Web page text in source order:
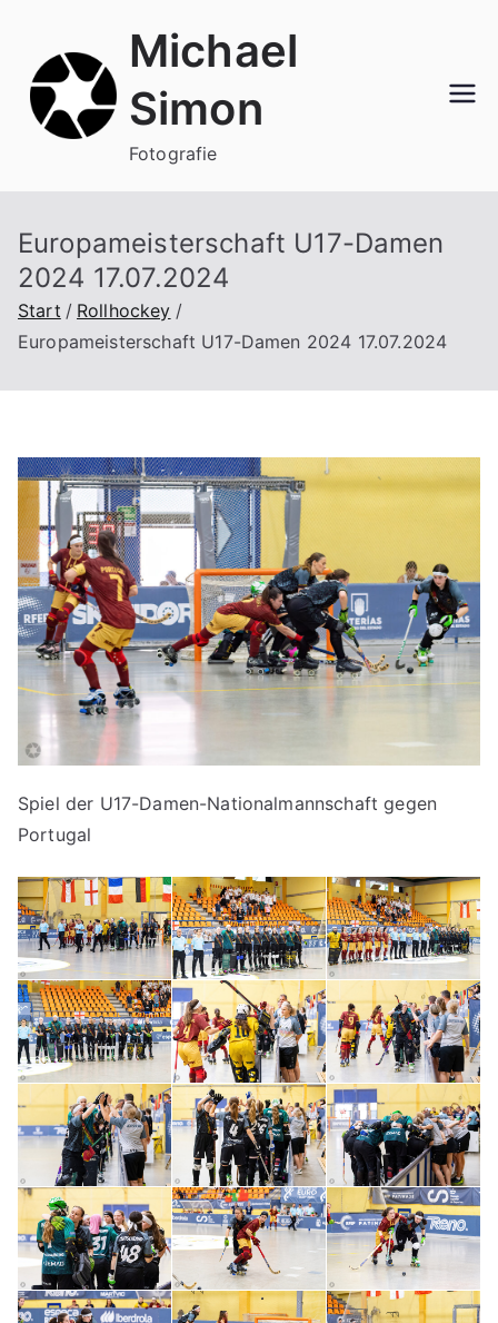
springen
Michael
Simon
Fotografie
Europameisterschaft U17-Damen
2024 17.07.2024
Start
Rollhockey
Europameisterschaft U17-Damen 2024 17.07.2024
Spiel der U17-Damen-Nationalmannschaft gegen
Portugal